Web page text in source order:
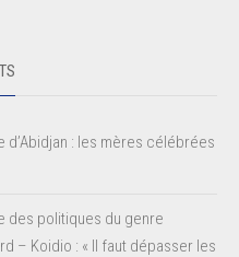
d’Abidjan : les mères célébrées
des politiques du genre
– Koidio : « Il faut dépasser les